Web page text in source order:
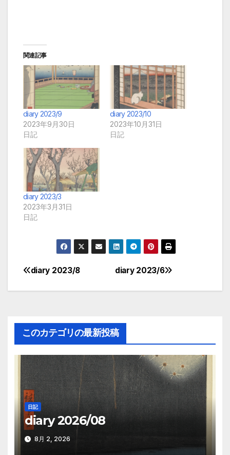
関連記事
diary 2023/9
2023年9月30日
日記
diary 2023/10
2023年10月31日
日記
diary 2023/3
2023年3月31日
日記
投
稿
ナ
ビ
ゲ
ー
シ
ョ
ン
diary 2023/6
diary 2023/8
このカテゴリの最新投稿
日記
diary 2026/08
8月 2, 2026